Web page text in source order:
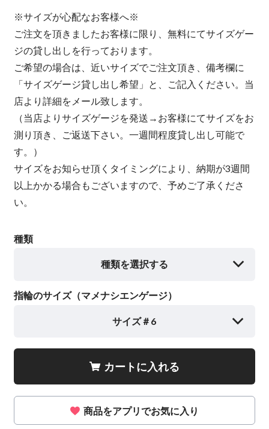
※サイズが心配なお客様へ※
ご注文を頂きましたお客様に限り、無料にてサイズゲー
ジの貸し出しを行っております。
ご希望の場合は、近いサイズでご注文頂き、備考欄に
「サイズゲージ貸し出し希望」と、ご記入ください。当
店より詳細をメール致します。
（当店よりサイズゲージを発送→お客様にてサイズをお
測り頂き、ご返送下さい。一週間程度貸し出し可能で
す。）
サイズをお知らせ頂くタイミングにより、納期が3週間
以上かかる場合もございますので、予めご了承くださ
い。
種類
種類を選択する
指輪のサイズ（マメナシエンゲージ）
サイズ＃6
カートに入れる
商品をアプリでお気に入り